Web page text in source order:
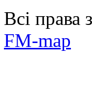
Всі права
FM-map